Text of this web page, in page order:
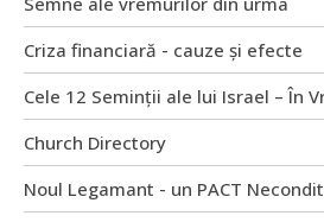
Criza financiară - cauze și efecte
Cele 12 Seminții ale lui Israel – În
Church Directory
Noul Legamant - un PACT